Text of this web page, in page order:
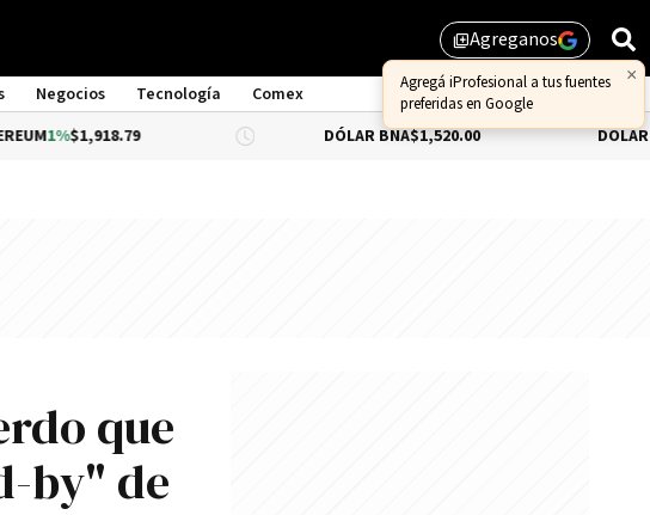
library_addAgreganos
×
Agregá iProfesional a tus fuentes
preferidas en Google
Negocios Tecnología
Comex
DÓLAR BNA$1,520.00 DÓLAR BLUE-
que
by" de